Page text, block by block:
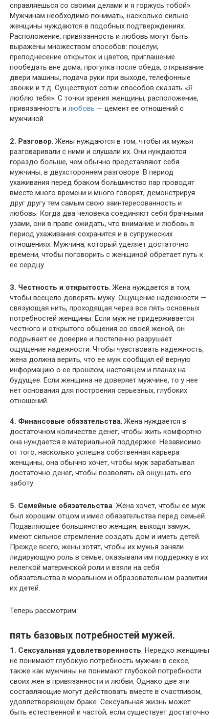
справляешься со своими делами и я горжусь тобой».
Мужчинам необходимо понимать, насколько сильно
женщины нуждаются в подобных подтверждениях.
Расположение, привязанность и любовь могут быть
выражены множеством способов: поцелуи,
преподнесение открыток и цветов, приглашение
пообедать вне дома, прогулка после обеда, открывание
двери машины, подача руки при выходе, телефонные
звонки и т.д. Существуют сотни способов сказать «Я
люблю тебя». С точки зрения женщины, расположение,
привязанность и любовь — цемент ее отношений с
мужчиной.
2. Разговор. Жены нуждаются в том, чтобы их мужья
разговаривали с ними и слушали их. Они нуждаются
гораздо больше, чем обычно представляют себя
мужчины, в двухстороннем разговоре. В период
ухаживания перед браком большинство пар проводят
вместе много времени и много говорят, демонстрируя
друг другу тем самым свою заинтересованность и
любовь. Когда два человека соединяют себя брачными
узами, они в праве ожидать, что внимание и любовь в
период ухаживания сохранится и в супружеских
отношениях. Мужчина, который уделяет достаточно
времени, чтобы поговорить с женщиной обретает путь к
ее сердцу.
3. Честность и открытость. Жена нуждается в том,
чтобы всецело доверять мужу. Ощущение надежности —
связующая нить, проходящая через все пять основных
потребностей женщины. Если муж не придерживается
честного и открытого общения со своей женой, он
подрывает ее доверие и постепенно разрушает
ощущение надежности. Чтобы чувствовать надежность,
жена должна верить, что ее муж сообщил ей верную
информацию о ее прошлом, настоящем и планах на
будущее. Если женщина не доверяет мужчине, то у нее
нет основания для построения серьезных, глубоких
отношений.
4. Финансовые обязательства. Жена нуждается в
достаточном количестве денег, чтобы жить комфортно:
она нуждается в материальной поддержке. Независимо
от того, насколько успешна собственная карьера
женщины, она обычно хочет, чтобы муж зарабатывал
достаточно денег, чтобы позволять ей ощущать его
заботу.
5. Семейные обязательства. Жена хочет, чтобы ее муж
был хорошим отцом и имел обязательства перед семьей.
Подавляющее большинство женщин, выходя замуж,
имеют сильное стремление создать дом и иметь детей.
Прежде всего, жены хотят, чтобы их мужья заняли
лидирующую роль в семье, оказывали им поддержку в их
нелегкой материнской роли и взяли на себя
обязательства в моральном и образовательном развитии
их детей.
Теперь рассмотрим
пять базовых потребностей мужей.
1. Сексуальная удовлетворенность. Нередко женщины
не понимают глубокую потребность мужчин в сексе,
также как мужчины не понимают глубокой потребности
своих жен в привязанности и любви. Однако две эти
составляющие могут действовать вместе в счастливом,
удовлетворяющем браке. Сексуальная жизнь может
быть естественной и частой, если существует достаточно